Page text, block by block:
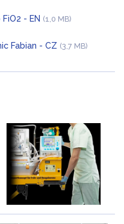
- EN (1,0 MB)
Fabian - CZ (3,7 MB)